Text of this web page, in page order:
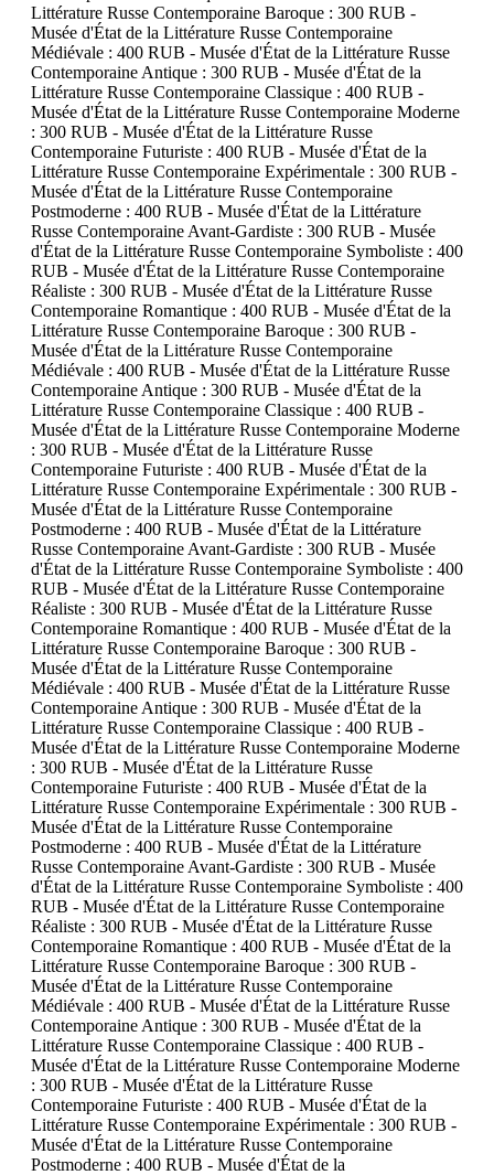
Littérature Russe Contemporaine Baroque : 300 RUB -
Musée d'État de la Littérature Russe Contemporaine
Médiévale : 400 RUB - Musée d'État de la Littérature Russe
Contemporaine Antique : 300 RUB - Musée d'État de la
Littérature Russe Contemporaine Classique : 400 RUB -
Musée d'État de la Littérature Russe Contemporaine Moderne
: 300 RUB - Musée d'État de la Littérature Russe
Contemporaine Futuriste : 400 RUB - Musée d'État de la
Littérature Russe Contemporaine Expérimentale : 300 RUB -
Musée d'État de la Littérature Russe Contemporaine
Postmoderne : 400 RUB - Musée d'État de la Littérature
Russe Contemporaine Avant-Gardiste : 300 RUB - Musée
d'État de la Littérature Russe Contemporaine Symboliste : 400
RUB - Musée d'État de la Littérature Russe Contemporaine
Réaliste : 300 RUB - Musée d'État de la Littérature Russe
Contemporaine Romantique : 400 RUB - Musée d'État de la
Littérature Russe Contemporaine Baroque : 300 RUB -
Musée d'État de la Littérature Russe Contemporaine
Médiévale : 400 RUB - Musée d'État de la Littérature Russe
Contemporaine Antique : 300 RUB - Musée d'État de la
Littérature Russe Contemporaine Classique : 400 RUB -
Musée d'État de la Littérature Russe Contemporaine Moderne
: 300 RUB - Musée d'État de la Littérature Russe
Contemporaine Futuriste : 400 RUB - Musée d'État de la
Littérature Russe Contemporaine Expérimentale : 300 RUB -
Musée d'État de la Littérature Russe Contemporaine
Postmoderne : 400 RUB - Musée d'État de la Littérature
Russe Contemporaine Avant-Gardiste : 300 RUB - Musée
d'État de la Littérature Russe Contemporaine Symboliste : 400
RUB - Musée d'État de la Littérature Russe Contemporaine
Réaliste : 300 RUB - Musée d'État de la Littérature Russe
Contemporaine Romantique : 400 RUB - Musée d'État de la
Littérature Russe Contemporaine Baroque : 300 RUB -
Musée d'État de la Littérature Russe Contemporaine
Médiévale : 400 RUB - Musée d'État de la Littérature Russe
Contemporaine Antique : 300 RUB - Musée d'État de la
Littérature Russe Contemporaine Classique : 400 RUB -
Musée d'État de la Littérature Russe Contemporaine Moderne
: 300 RUB - Musée d'État de la Littérature Russe
Contemporaine Futuriste : 400 RUB - Musée d'État de la
Littérature Russe Contemporaine Expérimentale : 300 RUB -
Musée d'État de la Littérature Russe Contemporaine
Postmoderne : 400 RUB - Musée d'État de la Littérature
Russe Contemporaine Avant-Gardiste : 300 RUB - Musée
d'État de la Littérature Russe Contemporaine Symboliste : 400
RUB - Musée d'État de la Littérature Russe Contemporaine
Réaliste : 300 RUB - Musée d'État de la Littérature Russe
Contemporaine Romantique : 400 RUB - Musée d'État de la
Littérature Russe Contemporaine Baroque : 300 RUB -
Musée d'État de la Littérature Russe Contemporaine
Médiévale : 400 RUB - Musée d'État de la Littérature Russe
Contemporaine Antique : 300 RUB - Musée d'État de la
Littérature Russe Contemporaine Classique : 400 RUB -
Musée d'État de la Littérature Russe Contemporaine Moderne
: 300 RUB - Musée d'État de la Littérature Russe
Contemporaine Futuriste : 400 RUB - Musée d'État de la
Littérature Russe Contemporaine Expérimentale : 300 RUB -
Musée d'État de la Littérature Russe Contemporaine
Postmoderne : 400 RUB - Musée d'État de la